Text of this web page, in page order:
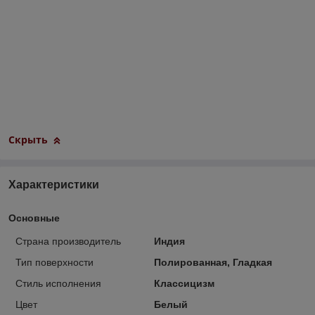
Скрыть
Характеристики
Основные
Страна производитель
Индия
Тип поверхности
Полированная, Гладкая
Стиль исполнения
Классицизм
Цвет
Белый